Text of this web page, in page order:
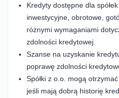
Kredyty dostępne dla
inwestycyjne, obrotowe,
różnymi wymaganiami
zdolności kredytowej.
Szanse na uzyskanie
poprawę zdolności
Spółki z o.o. mogą
jeśli mają dobrą historię